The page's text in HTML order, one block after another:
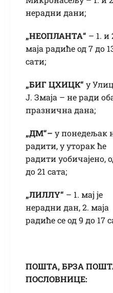
нерадни дани;
„НЕОПЛАНТА“ – 1. и
маја радиће од 7 до
сати;
„БИГ ЦХИЦК“ у
Ј. Змаја – не ради
празнична дана;
„ДМ“– у понедељак
радити, у уторак ће
радити уобичајено,
до 21 сата;
„ЛИЛЛY“ – 1. мај је
нерадни дан, 2. маја
радиће се од 9 до 17
ПОШТА, БРЗА
ПОСЛОВНИЦЕ: